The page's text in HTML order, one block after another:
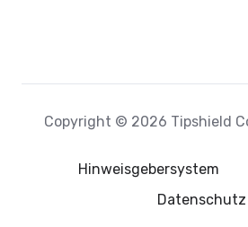
Copyright © 2026 Tipshield
Hinweisgebersystem
Datenschutz